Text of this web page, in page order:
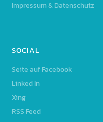
Impressum & Datenschutz
SOCIAL
Seite auf Facebook
Linked In
Xing
RSS Feed